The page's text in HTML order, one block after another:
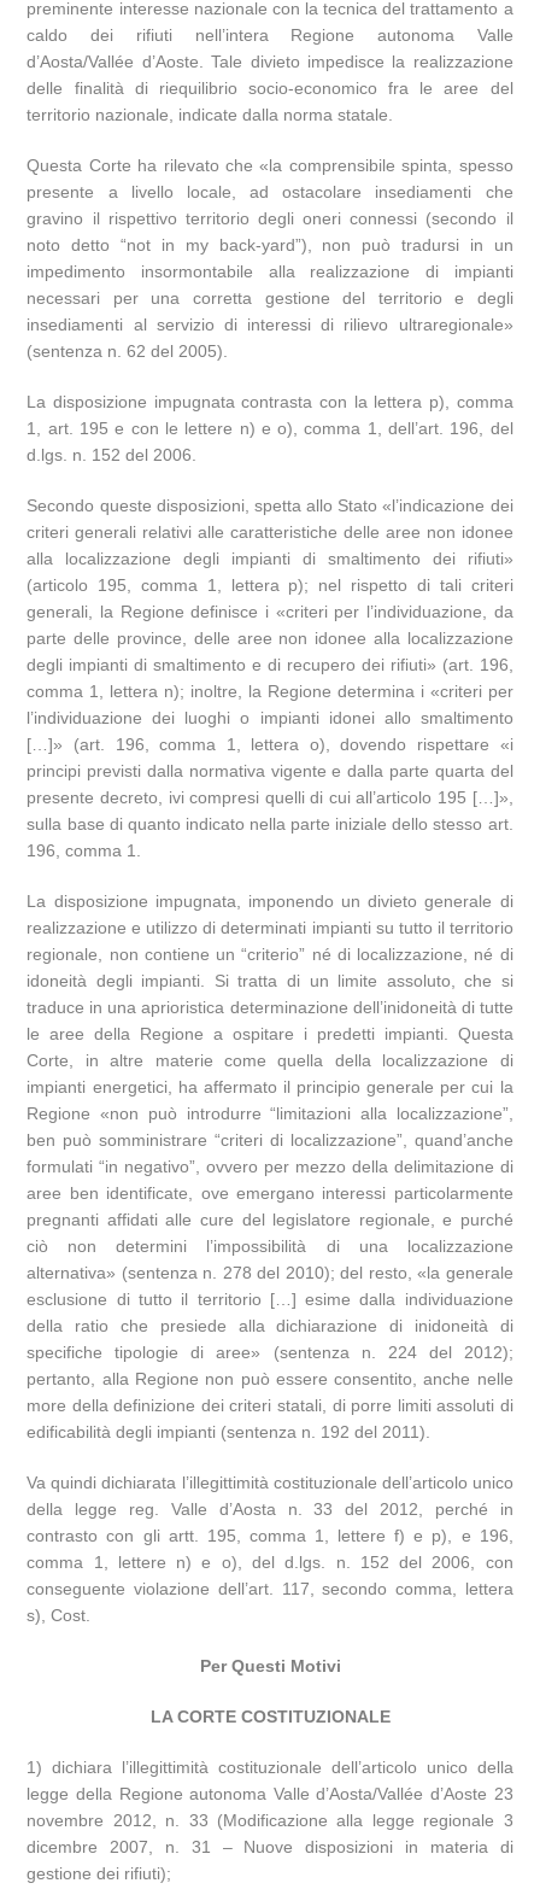
preminente interesse nazionale con la tecnica del trattamento a
caldo dei rifiuti nell’intera Regione autonoma Valle
d’Aosta/Vallée d’Aoste. Tale divieto impedisce la realizzazione
delle finalità di riequilibrio socio-economico fra le aree del
territorio nazionale, indicate dalla norma statale.
Questa Corte ha rilevato che «la comprensibile spinta, spesso
presente a livello locale, ad ostacolare insediamenti che
gravino il rispettivo territorio degli oneri connessi (secondo il
noto detto “not in my back-yard”), non può tradursi in un
impedimento insormontabile alla realizzazione di impianti
necessari per una corretta gestione del territorio e degli
insediamenti al servizio di interessi di rilievo ultraregionale»
(sentenza n. 62 del 2005).
La disposizione impugnata contrasta con la lettera p), comma
1, art. 195 e con le lettere n) e o), comma 1, dell’art. 196, del
d.lgs. n. 152 del 2006.
Secondo queste disposizioni, spetta allo Stato «l’indicazione dei
criteri generali relativi alle caratteristiche delle aree non idonee
alla localizzazione degli impianti di smaltimento dei rifiuti»
(articolo 195, comma 1, lettera p); nel rispetto di tali criteri
generali, la Regione definisce i «criteri per l’individuazione, da
parte delle province, delle aree non idonee alla localizzazione
degli impianti di smaltimento e di recupero dei rifiuti» (art. 196,
comma 1, lettera n); inoltre, la Regione determina i «criteri per
l’individuazione dei luoghi o impianti idonei allo smaltimento
[…]» (art. 196, comma 1, lettera o), dovendo rispettare «i
principi previsti dalla normativa vigente e dalla parte quarta del
presente decreto, ivi compresi quelli di cui all’articolo 195 […]»,
sulla base di quanto indicato nella parte iniziale dello stesso art.
196, comma 1.
La disposizione impugnata, imponendo un divieto generale di
realizzazione e utilizzo di determinati impianti su tutto il territorio
regionale, non contiene un “criterio” né di localizzazione, né di
idoneità degli impianti. Si tratta di un limite assoluto, che si
traduce in una aprioristica determinazione dell’inidoneità di tutte
le aree della Regione a ospitare i predetti impianti. Questa
Corte, in altre materie come quella della localizzazione di
impianti energetici, ha affermato il principio generale per cui la
Regione «non può introdurre “limitazioni alla localizzazione”,
ben può somministrare “criteri di localizzazione”, quand’anche
formulati “in negativo”, ovvero per mezzo della delimitazione di
aree ben identificate, ove emergano interessi particolarmente
pregnanti affidati alle cure del legislatore regionale, e purché
ciò non determini l’impossibilità di una localizzazione
alternativa» (sentenza n. 278 del 2010); del resto, «la generale
esclusione di tutto il territorio […] esime dalla individuazione
della ratio che presiede alla dichiarazione di inidoneità di
specifiche tipologie di aree» (sentenza n. 224 del 2012);
pertanto, alla Regione non può essere consentito, anche nelle
more della definizione dei criteri statali, di porre limiti assoluti di
edificabilità degli impianti (sentenza n. 192 del 2011).
Va quindi dichiarata l’illegittimità costituzionale dell’articolo unico
della legge reg. Valle d’Aosta n. 33 del 2012, perché in
contrasto con gli artt. 195, comma 1, lettere f) e p), e 196,
comma 1, lettere n) e o), del d.lgs. n. 152 del 2006, con
conseguente violazione dell’art. 117, secondo comma, lettera
s), Cost.
Per Questi Motivi
LA CORTE COSTITUZIONALE
1) dichiara l’illegittimità costituzionale dell’articolo unico della
legge della Regione autonoma Valle d’Aosta/Vallée d’Aoste 23
novembre 2012, n. 33 (Modificazione alla legge regionale 3
dicembre 2007, n. 31 – Nuove disposizioni in materia di
gestione dei rifiuti);